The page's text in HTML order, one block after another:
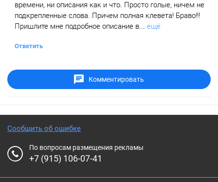
времени, ни описания как и что. Просто голые, ничем не
подкрепленные слова. Причем полная клевета! Браво!!!
Пришлите мне подробное описание в... ещё
Ответить
Комментировать
Сообщить об ошибке
По вопросам размещения рекламы
+7 (915) 106-07-41